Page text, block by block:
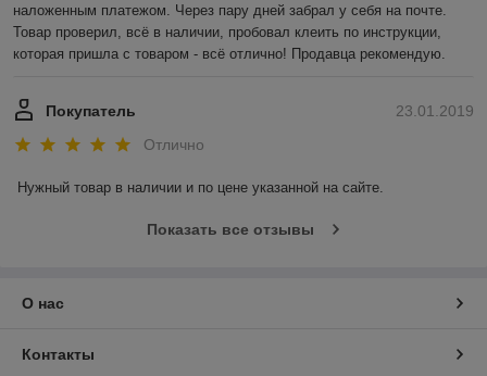
наложенным платежом. Через пару дней забрал у себя на почте.
Товар проверил, всё в наличии, пробовал клеить по инструкции,
которая пришла с товаром - всё отлично! Продавца рекомендую.
23.01.2019
Покупатель
Отлично
Нужный товар в наличии и по цене указанной на сайте.
Показать все отзывы
О нас
Контакты